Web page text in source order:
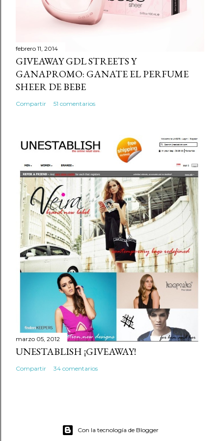
r
i
o
febrero 11, 2014
GIVEAWAY GDL STREETS Y
GANAPROMO: GANATE EL PERFUME
SHEER DE BEBE
Compartir 51 comentarios
marzo 05, 2012
UNESTABLISH ¡GIVEAWAY!
Compartir 34 comentarios
Con la tecnología de Blogger